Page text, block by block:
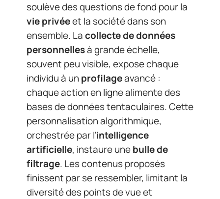
soulève des questions de fond pour la
vie privéeet la société dans son
ensemble. Lacollecte de données
personnellesà grande échelle,
souvent peu visible, expose chaque
individu à unprofilageavancé :
chaque action en ligne alimente des
bases de données tentaculaires. Cette
personnalisation algorithmique,
orchestrée par l’intelligence
artificielle, instaure unebulle de
filtrage. Les contenus proposés
finissent par se ressembler, limitant la
diversité des points de vue et